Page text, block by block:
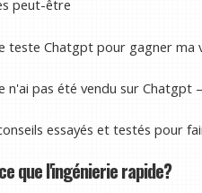
peut-être
teste Chatgpt pour gagner ma
n'ai pas été vendu sur Chatgpt
essayés et testés pour
que l'ingénierie rapide?